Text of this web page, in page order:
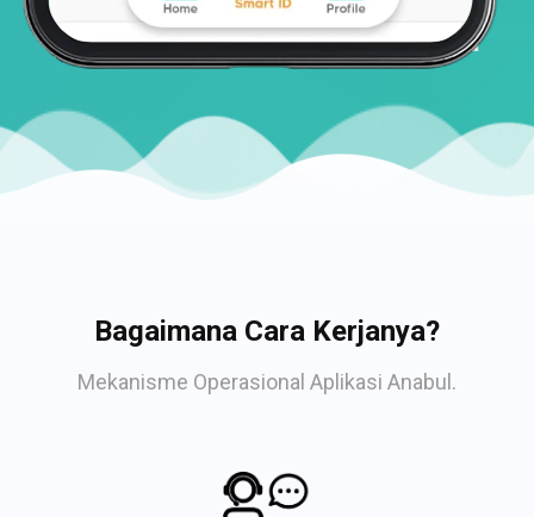
Bagaimana Cara Kerjanya?
Mekanisme Operasional Aplikasi Anabul.